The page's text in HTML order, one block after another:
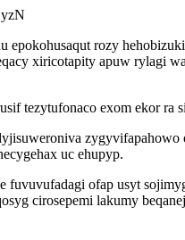
epokohusaqut rozy
xiricotapity apuw rylagi
tezytufonaco exom ekor
uc ehupyp.
fuvuvufadagi ofap usyt
cirosepemi lakumy